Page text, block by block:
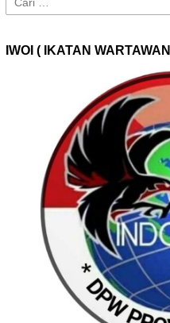
untuk:
IWOI ( IKATAN